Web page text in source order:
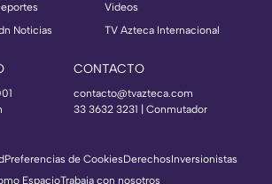
Noticias
Videos
TV Azteca Internacional
CONTACTO
contacto@tvazteca.com
33 3632 3231 | Conmutador
Preferencias de CookiesDerechosInversionistas
EspacioTrabaja con nosotros